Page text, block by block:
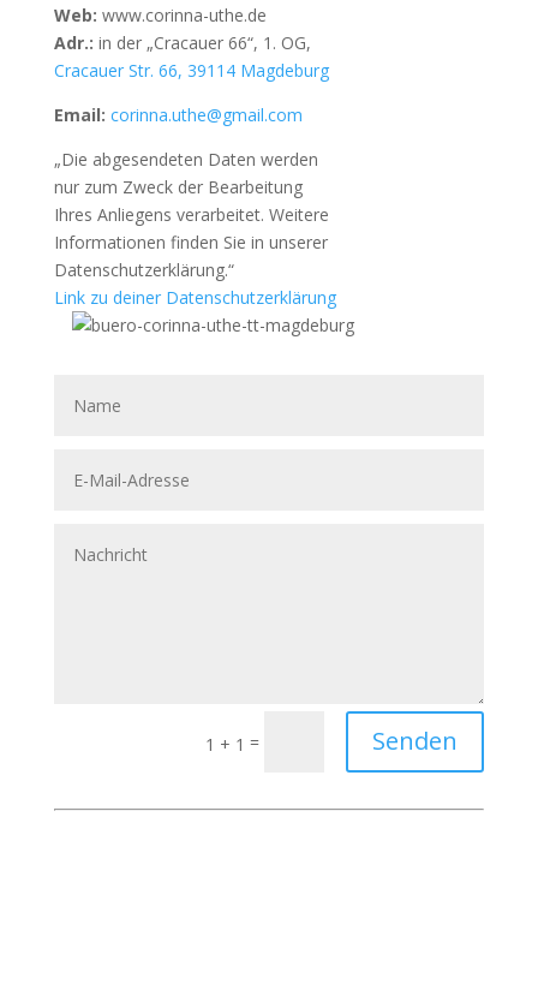
Web: www.corinna-uthe.de
Adr.: in der „Cracauer 66“, 1. OG,
Cracauer Str. 66, 39114 Magdeburg
Email: corinna.uthe@gmail.com
„Die abgesendeten Daten werden
nur zum Zweck der Bearbeitung
Ihres Anliegens verarbeitet. Weitere
Informationen finden Sie in unserer
Datenschutzerklärung.“
Link zu deiner Datenschutzerklärung
1 + 1 = Senden